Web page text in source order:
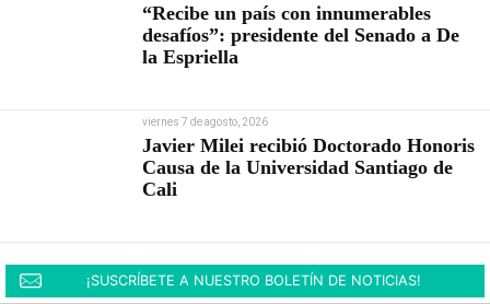
“Recibe un país con innumerables
desafíos”: presidente del Senado a De
la Espriella
viernes 7 de agosto, 2026
Javier Milei recibió Doctorado Honoris
Causa de la Universidad Santiago de
Cali
¡SUSCRÍBETE A NUESTRO BOLETÍN DE NOTICIAS!